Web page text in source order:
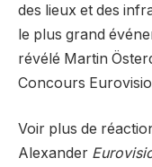
des lieux et des
le plus grand
révélé Martin
Concours
Voir plus de
Alexander